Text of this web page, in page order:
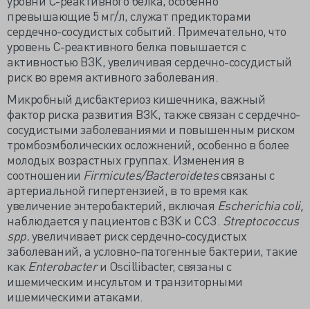
превышающие 5 мг/л, служат предикторами
сердечно-сосудистых событий. Примечательно, что
уровень С-реактивного белка повышается с
активностью ВЗК, увеличивая сердечно-сосудистый
риск во время активного заболевания.
Микробный дисбактериоз кишечника, важный
фактор риска развития ВЗК, также связан с сердечно-
сосудистыми заболеваниями и повышенным риском
тромбоэмболических осложнений, особенно в более
молодых возрастных группах. Изменения в
соотношении Firmicutes/Bacteroidetesсвязаны с
артериальной гипертензией, в то время как
увеличение энтеробактерий, включая Escherichia coli,
наблюдается у пациентов с ВЗК и ССЗ. Streptococcus
spp.увеличивает риск сердечно-сосудистых
заболеваний, а условно-патогенные бактерии, такие
как Enterobacterи Oscillibacter, связаны с
ишемическим инсультом и транзиторными
ишемическими атаками.